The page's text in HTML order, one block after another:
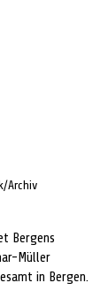
Archiv
Bergens
Müller
in Bergen.